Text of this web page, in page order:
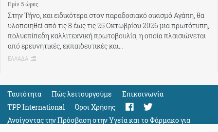
Πρίν 5 ώρες
Στην Τήνο, και ειδικότερα στον παραδοσιακό οικισμό Αγάπη, θα
υλοποιηθεί από τις 8 έως τις 25 Οκτωβρίου 2026 μια πρωτότυπη,
πολυεπίπεδη καλλιτεχνική πρωτοβουλία, η οποία πλαισιώνεται
από ερευνητικές, εκπαιδευτικές και…
ΕΛΛΑΔΑ
Ταυτότητα Πώς λειτουργούμε
Eπικοινωνία
TPP International
Όροι Χρήσης
Ανοίγοντας την Πρόσβαση στην Υγεία και το Φάρμακο για
Όλους